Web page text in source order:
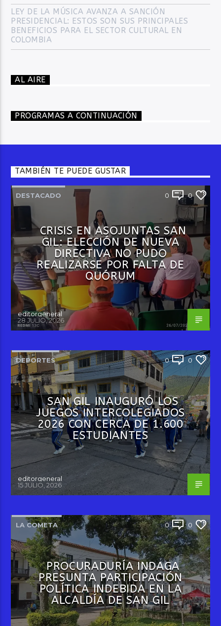
LEY DE LA MÚSICA AVANZA A SANCIÓN
PRESIDENCIAL: ESTOS SON SUS PRINCIPALES
BENEFICIOS PARA EL SECTOR CULTURAL EN
COLOMBIA
AL AIRE
PROGRAMAS A CONTINUACIÓN
TAMBIÉN TE PUEDE GUSTAR
DESTACADO 0 0
CRISIS EN ASOJUNTAS SAN
GIL: ELECCIÓN DE NUEVA
DIRECTIVA NO PUDO
REALIZARSE POR FALTA DE
QUÓRUM
editorgeneral
28 JULIO, 2026
DEPORTES 0 0
SAN GIL INAUGURÓ LOS
JUEGOS INTERCOLEGIADOS
2026 CON CERCA DE 1.600
ESTUDIANTES
editorgeneral
15 JULIO, 2026
LA COMETA 0 0
PROCURADURÍA INDAGA
PRESUNTA PARTICIPACIÓN
POLÍTICA INDEBIDA EN LA
ALCALDÍA DE SAN GIL